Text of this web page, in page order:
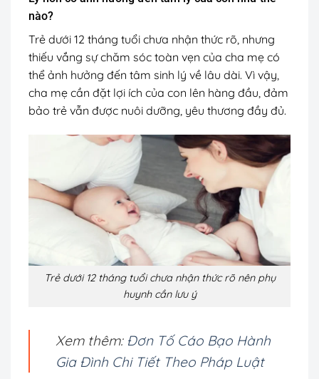
nào?
Trẻ dưới 12 tháng tuổi chưa nhận thức rõ, nhưng
thiếu vắng sự chăm sóc toàn vẹn của cha mẹ có
thể ảnh hưởng đến tâm sinh lý về lâu dài. Vì vậy,
cha mẹ cần đặt lợi ích của con lên hàng đầu, đảm
bảo trẻ vẫn được nuôi dưỡng, yêu thương đầy đủ.
Trẻ dưới 12 tháng tuổi chưa nhận thức rõ nên phụ
huynh cần lưu ý
Xem thêm: Đơn Tố Cáo Bạo Hành
Gia Đình Chi Tiết Theo Pháp Luật